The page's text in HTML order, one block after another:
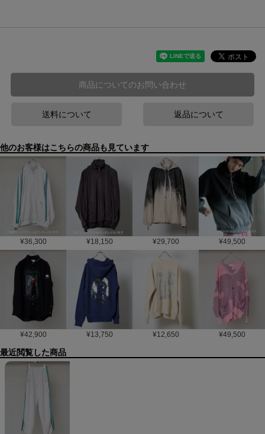
商品についてのお問い合わせ
送料について 返品について
他のお客様はこちらの商品も見ています
¥36,300 ¥18,150 ¥29,700 ¥49,500
¥42,900 ¥13,750 ¥12,650 ¥49,500
最近閲覧した商品